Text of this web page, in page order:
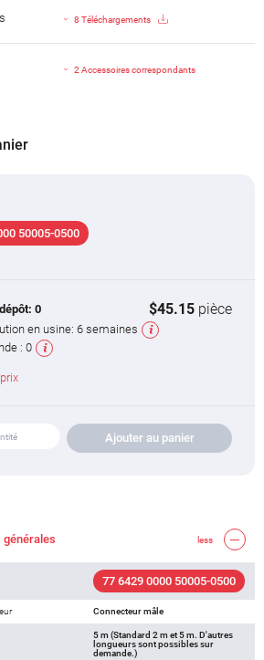
8 Téléchargements
2 Accessoires correspondants
50005-0500
0 $45.15 pièce
en usine: 6 semaines
: 0
Ajouter au panier
less
77 6429 0000 50005-0500
Connecteur mâle
5 m (Standard 2 m et 5 m. D'autres
longueurs sont possibles sur
demande.)